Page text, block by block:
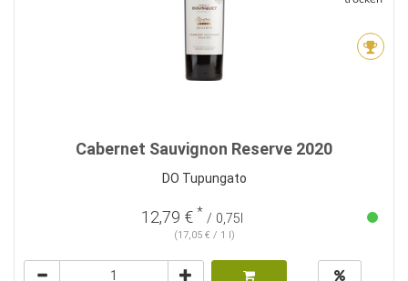
Cabernet Sauvignon Reserve 2020
DO Tupungato
12,79 € * / 0,75l
(17,05 € / 1 l)